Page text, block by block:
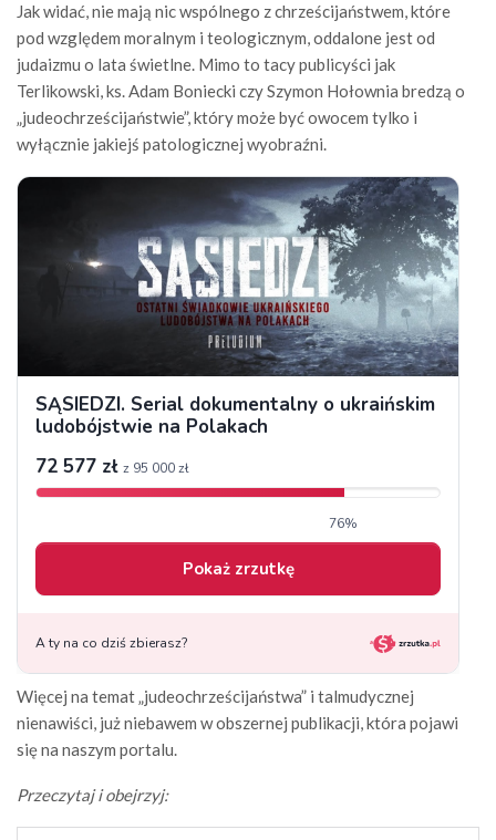
Jak widać, nie mają nic wspólnego z chrześcijaństwem, które
pod względem moralnym i teologicznym, oddalone jest od
judaizmu o lata świetlne. Mimo to tacy publicyści jak
Terlikowski, ks. Adam Boniecki czy Szymon Hołownia bredzą o
„judeochrześcijaństwie”, który może być owocem tylko i
wyłącznie jakiejś patologicznej wyobraźni.
Więcej na temat „judeochrześcijaństwa” i talmudycznej
nienawiści, już niebawem w obszernej publikacji, która pojawi
się na naszym portalu.
Przeczytaj i obejrzyj: